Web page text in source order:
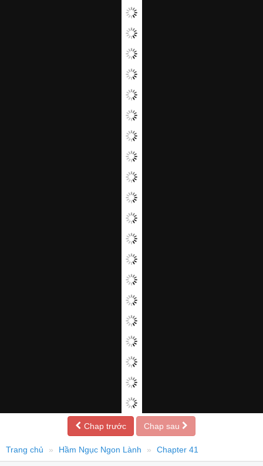
Chap trước Chap sau
Trang chủ Hầm Ngục Ngon Lành Chapter 41